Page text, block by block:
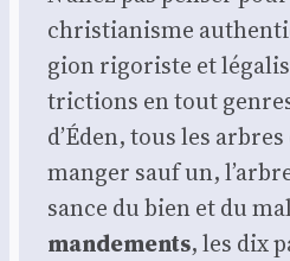
chris­tia­nisme
gion rigo­riste et
tric­tions en tout
d’É­den, tous les
man­ger sauf un,
sance du bien et du
man­de­ments, les dix